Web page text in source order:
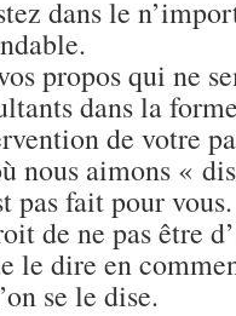
dans le
propos qui ne
dans la
de votre
nous aimons «
pas fait pour
de ne pas être
le dire en
se le dise.